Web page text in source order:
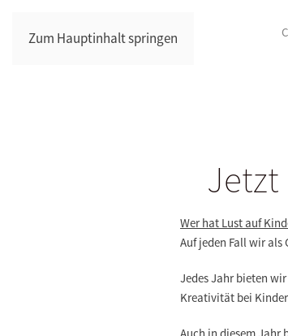
Zum Hauptinhalt springen
Jetzt
Wer hat Lust auf
Auf jeden Fall wir als
Jedes Jahr bieten
Kreativität bei